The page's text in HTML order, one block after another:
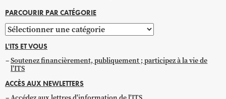
PARCOURIR PAR CATÉGORIE
Parcourir
par
catégorie
L'ITS ET VOUS
Soutenez financièrement, publiquement ; participez à la vie de
l'ITS
ACCÈS AUX NEWLETTERS